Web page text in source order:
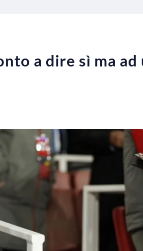
a dire sì ma ad